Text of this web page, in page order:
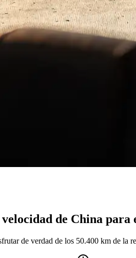
de China
de verdad de los 50.400 km de la